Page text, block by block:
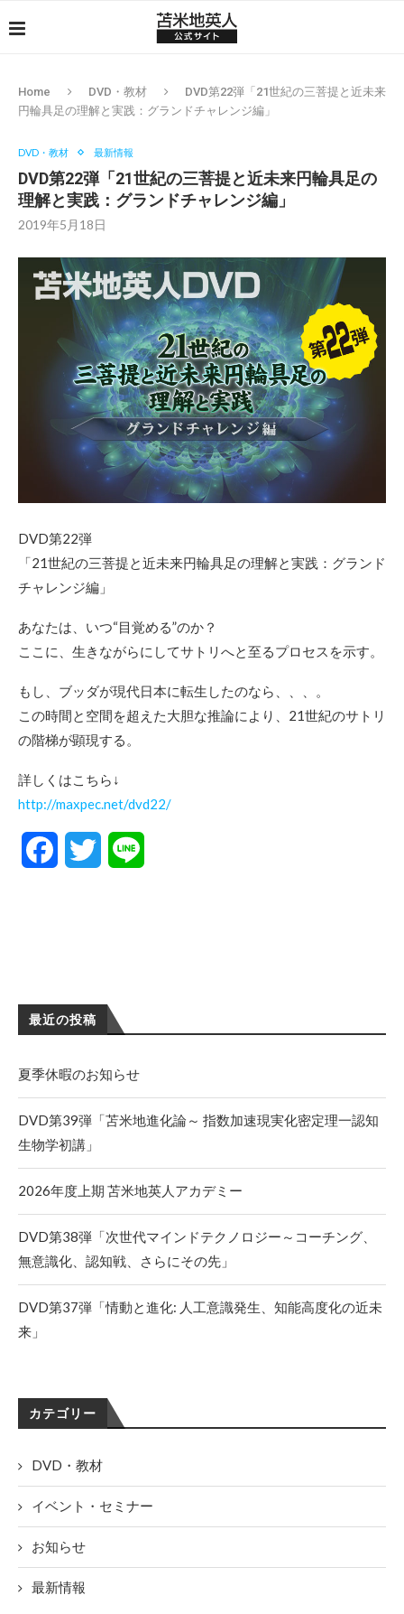
Home DVD・教材
DVD第22弾「21世紀の三菩提と近未来
円輪具足の理解と実践：グランドチャレンジ編」
DVD・教材 最新情報
DVD第22弾「21世紀の三菩提と近未来円輪具足の
理解と実践：グランドチャレンジ編」
2019年5月18日
DVD第22弾
「21世紀の三菩提と近未来円輪具足の理解と実践：グランド
チャレンジ編」
あなたは、いつ“目覚める”のか？
ここに、生きながらにしてサトリへと至るプロセスを示す。
もし、ブッダが現代日本に転生したのなら、、、。
この時間と空間を超えた大胆な推論により、21世紀のサトリ
の階梯が顕現する。
詳しくはこちら↓
http://maxpec.net/dvd22/
FacebookTwitter
最近の投稿
夏季休暇のお知らせ
DVD第39弾「苫米地進化論～ 指数加速現実化密定理一認知
生物学初講」
2026年度上期 苫米地英人アカデミー
DVD第38弾「次世代マインドテクノロジー～コーチング、
無意識化、認知戦、さらにその先」
DVD第37弾「情動と進化: 人工意識発生、知能高度化の近未
来」
カテゴリー
DVD・教材
イベント・セミナー
お知らせ
最新情報